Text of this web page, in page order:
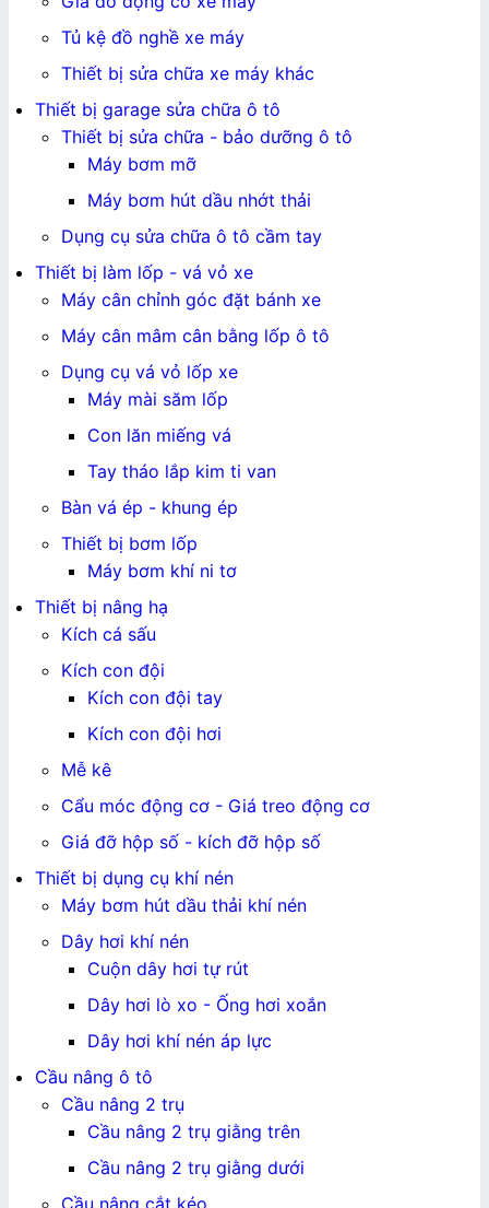
Tủ kệ đồ nghề xe máy
Thiết bị sửa chữa xe máy khác
Thiết bị garage sửa chữa ô tô
Thiết bị sửa chữa - bảo dưỡng ô tô
Máy bơm mỡ
Máy bơm hút dầu nhớt thải
Dụng cụ sửa chữa ô tô cầm tay
Thiết bị làm lốp - vá vỏ xe
Máy cân chỉnh góc đặt bánh xe
Máy cân mâm cân bằng lốp ô tô
Dụng cụ vá vỏ lốp xe
Máy mài săm lốp
Con lăn miếng vá
Tay tháo lắp kim ti van
Bàn vá ép - khung ép
Thiết bị bơm lốp
Máy bơm khí ni tơ
Thiết bị nâng hạ
Kích cá sấu
Kích con đội
Kích con đội tay
Kích con đội hơi
Mễ kê
Cẩu móc động cơ - Giá treo động cơ
Giá đỡ hộp số - kích đỡ hộp số
Thiết bị dụng cụ khí nén
Máy bơm hút dầu thải khí nén
Dây hơi khí nén
Cuộn dây hơi tự rút
Dây hơi lò xo - Ống hơi xoắn
Dây hơi khí nén áp lực
Cầu nâng ô tô
Cầu nâng 2 trụ
Cầu nâng 2 trụ giằng trên
Cầu nâng 2 trụ giằng dưới
Cầu nâng cắt kéo